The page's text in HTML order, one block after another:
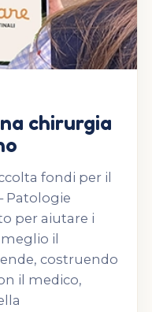
chirurgia
fondi per il
Patologie
per aiutare i
il
costruendo
il medico,